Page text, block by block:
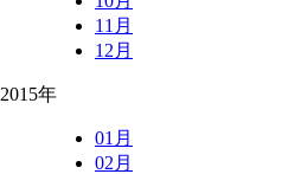
11月
12月
2015年
01月
02月